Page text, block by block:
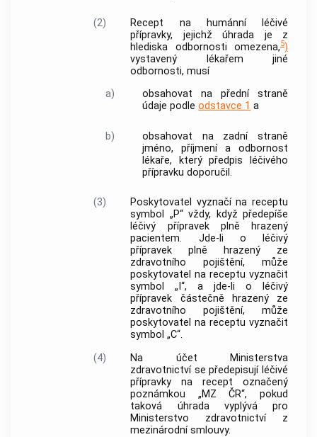
(2) Recept na
humánní léčivé
přípravky, jejichž úhrada je z
hlediska odbornosti omezena,5)
vystavený lékařem jiné
odbornosti, musí
a)
obsahovat na přední straně
údaje podleodstavce 1 a
b)
obsahovat na zadní straně
jméno, příjmení a odbornost
lékaře, který předpis
léčivého
přípravku doporučil.
(3)
Poskytovatel vyznačí na receptu
symbol „P“ vždy, když předepíše
léčivý přípravekplně hrazený
pacientem. Jde-li o
léčivý
přípravek plně hrazený ze
zdravotního pojištění, může
poskytovatel na receptu vyznačit
symbol „I“, a jde-li o
léčivý
přípravek částečně hrazený ze
zdravotního pojištění, může
poskytovatel na receptu vyznačit
symbol „C“.
(4)
Na účet Ministerstva
zdravotnictví se předepisují léčivé
přípravky na recept označený
poznámkou „MZ ČR“, pokud
taková úhrada vyplývá pro
Ministerstvo zdravotnictví z
mezinárodní smlouvy.